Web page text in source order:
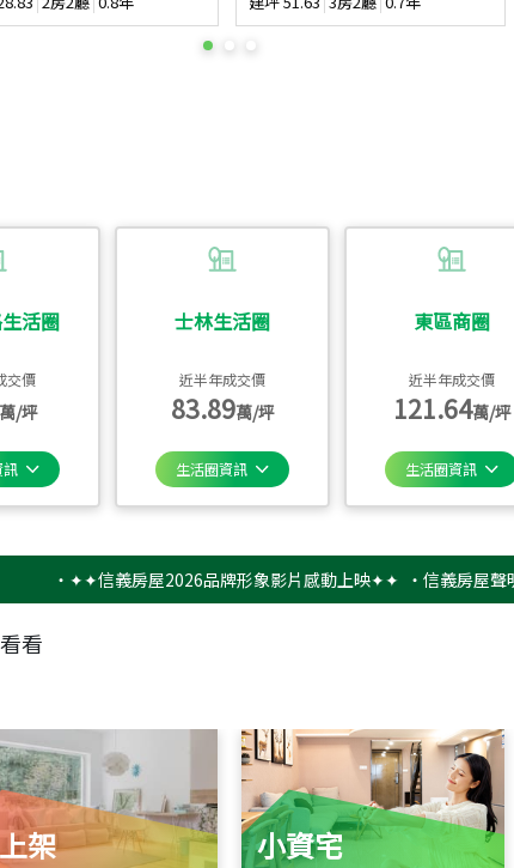
活圈
交價
萬/坪
訊
士林生活圈
近半年成交價
83.89萬/坪
生活圈資訊
東區商圈
近半年成交價
121.64萬/坪
生活圈資訊
✦✦信義房屋2026品牌形象影片感動上映✦✦ ‧信義房屋聲明稿－
看
架 小資宅